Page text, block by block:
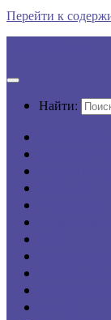
Перейти к
Найти: